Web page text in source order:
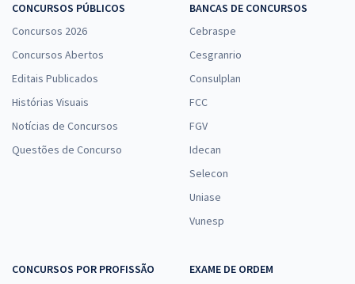
CONCURSOS PÚBLICOS
Concursos 2026
Concursos Abertos
Editais Publicados
Histórias Visuais
Notícias de Concursos
Questões de Concurso
BANCAS DE CONCURSOS
Cebraspe
Cesgranrio
Consulplan
FCC
FGV
Idecan
Selecon
Uniase
Vunesp
CONCURSOS POR PROFISSÃO
EXAME DE ORDEM